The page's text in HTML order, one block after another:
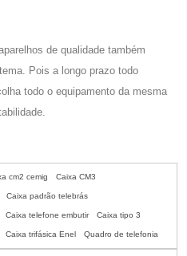
de qualidade também
Pois a longo prazo todo
todo o equipamento da mesma
cm2 cemig Caixa CM3
Caixa padrão telebrás
Caixa telefone embutir Caixa tipo 3
Caixa trifásica Enel Quadro de telefonia